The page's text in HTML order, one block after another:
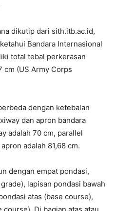
dikutip dari sith.itb.ac.id,
Bandara Internasional
total tebal perkerasan
cm (US Army Corps
dengan ketebalan
dan apron bandara
adalah 70 cm, parallel
adalah 81,68 cm.
dengan empat pondasi,
lapisan pondasi bawah
atas (base course),